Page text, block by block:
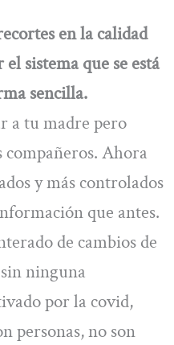
en la calidad
sistema que se está
sencilla.
a tu madre pero
compañeros. Ahora
y más controlados
que antes.
de cambios de
ninguna
por la covid,
personas, no son